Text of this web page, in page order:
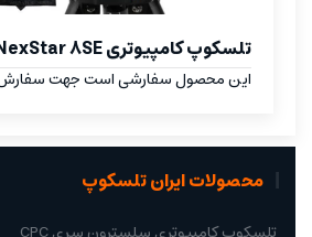
تلسکوپ کامپیوتری NexStar 8SE سلسترون
این محصول سفارشی است جهت سفارش
محصولات ایران تلسکوپ